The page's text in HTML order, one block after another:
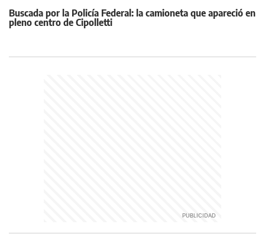
Buscada por la Policía Federal: la camioneta que apareció en
pleno centro de Cipolletti